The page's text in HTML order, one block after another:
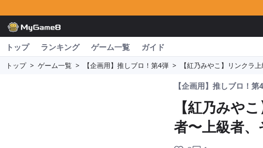
トップ ランキング ゲーム一覧 ガイド
トップ > ゲーム一覧 > 【企画用】推しブロ！第4弾 > 【紅乃みやこ】リンクラ
【企画用】推しブロ！第
【紅乃みや
者〜上級者